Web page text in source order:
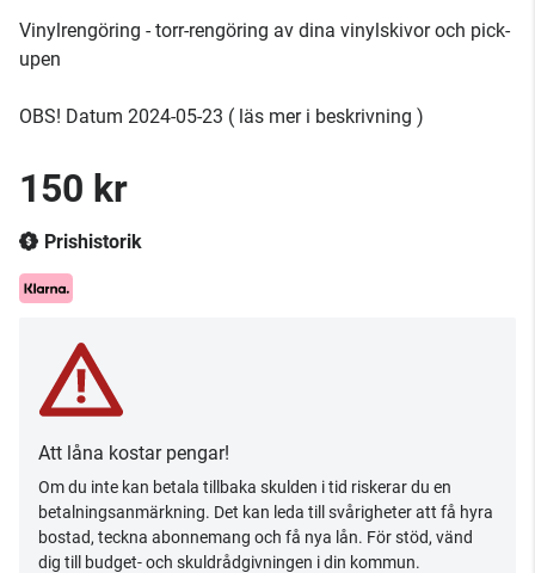
Vinylrengöring - torr-rengöring av dina vinylskivor och pick-
upen
OBS! Datum 2024-05-23 ( läs mer i beskrivning )
150 kr
Prishistorik
Att låna kostar pengar!
Om du inte kan betala tillbaka skulden i tid riskerar du en
betalningsanmärkning. Det kan leda till svårigheter att få hyra
bostad, teckna abonnemang och få nya lån. För stöd, vänd
dig till budget- och skuldrådgivningen i din kommun.